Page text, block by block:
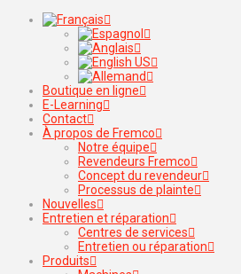
Boutique en ligne
E-Learning
Contact
À propos de Fremco
Notre équipe
Revendeurs Fremco
Concept du revendeur
Processus de plainte
Nouvelles
Entretien et réparation
Centres de services
Entretien ou réparation
Produits